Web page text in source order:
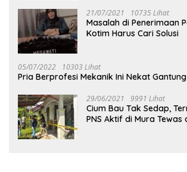
21/07/2021 10735 Lihat
Masalah di Penerimaan
Kotim Harus Cari Solusi
05/07/2022 10303 Lihat
Pria Berprofesi Mekanik Ini Nekat
29/06/2021 9991 Lihat
Cium Bau Tak Sedap,
PNS Aktif di Mura Tewas